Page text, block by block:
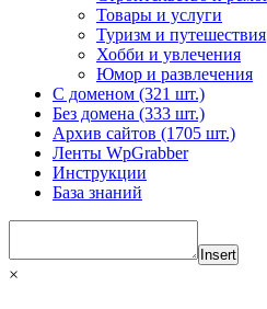
Товары и услуги
Туризм и путешествия
Хобби и увлечения
Юмор и развлечения
С доменом (321 шт.)
Без домена (333 шт.)
Архив сайтов (1705 шт.)
Ленты WpGrabber
Инструкции
База знаний
Insert
×